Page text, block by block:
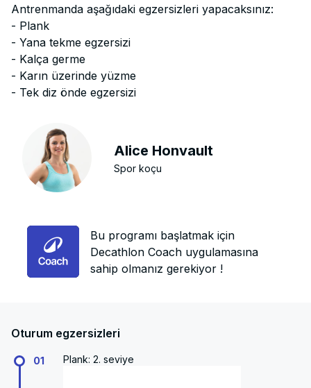
Antrenmanda aşağıdaki egzersizleri yapacaksınız:
- Plank
- Yana tekme egzersizi
- Kalça germe
- Karın üzerinde yüzme
- Tek diz önde egzersizi
Alice Honvault
Spor koçu
Bu programı başlatmak için
Decathlon Coach uygulamasına
sahip olmanız gerekiyor !
Oturum egzersizleri
01 Plank: 2. seviye